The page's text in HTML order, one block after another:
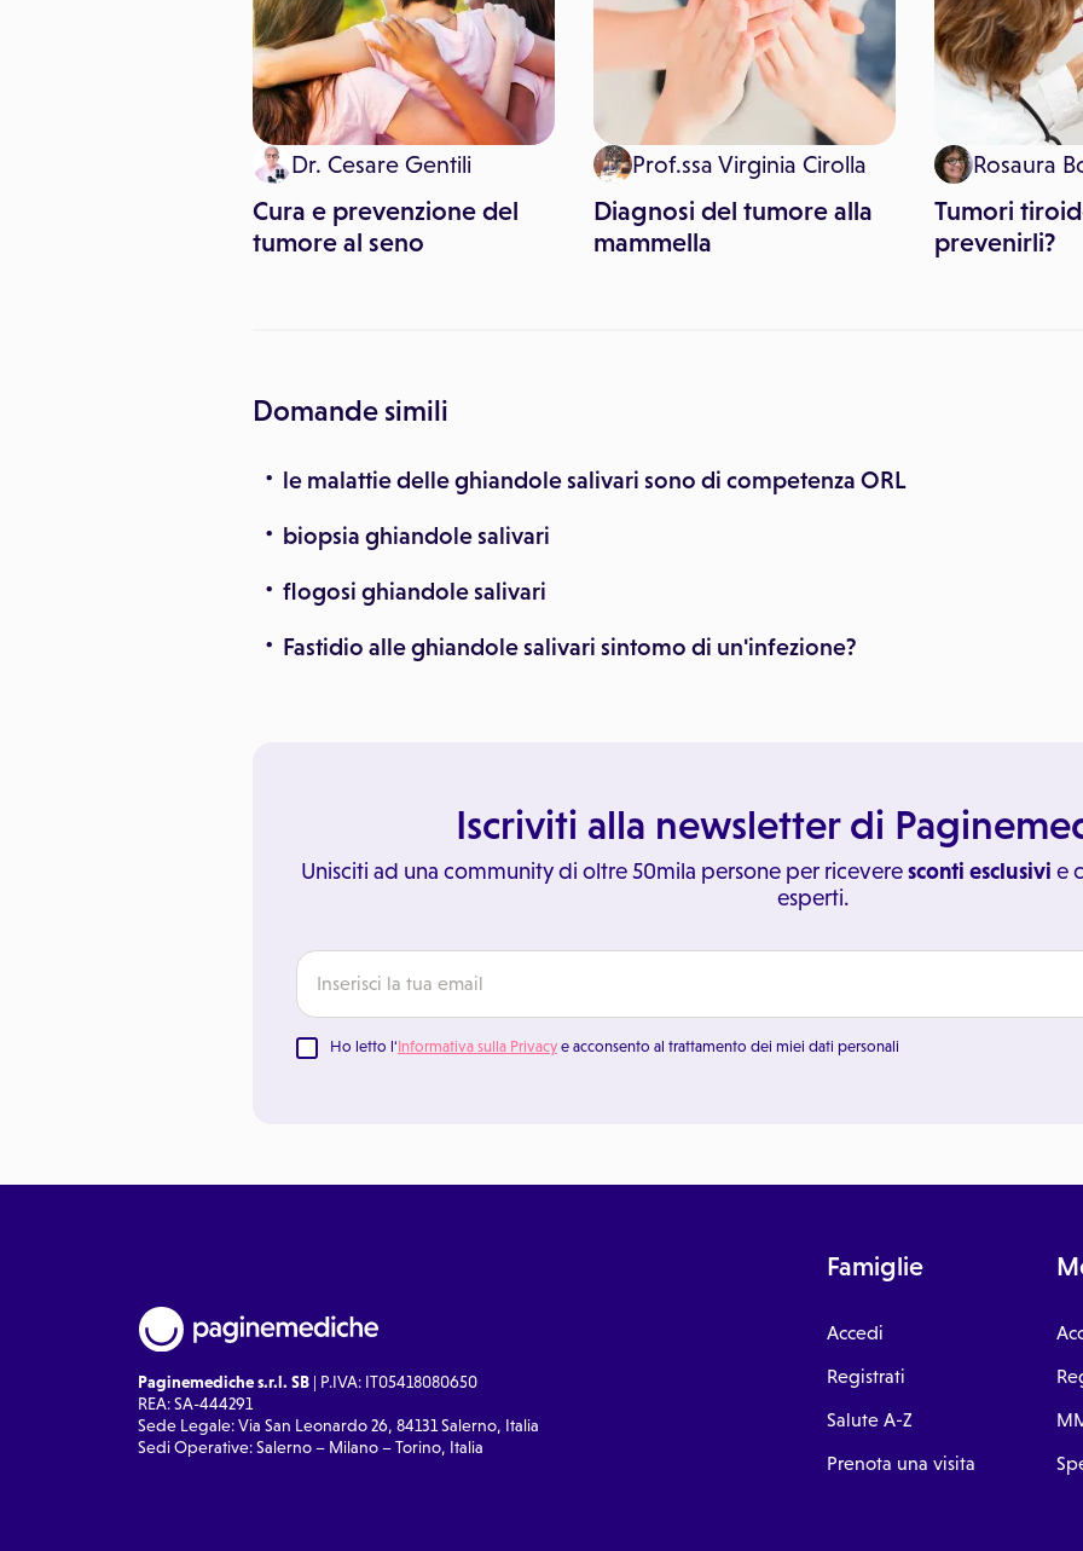
Dr. Cesare Gentili
Cura e prevenzione del
tumore al seno
Prof.ssa Virginia Cirolla
Diagnosi del tumore alla
mammella
Rosaura
Tumori
prevenirli?
Domande simili
le malattie delle ghiandole salivari sono di competenza ORL
biopsia ghiandole salivari
flogosi ghiandole salivari
Fastidio alle ghiandole salivari sintomo di un'infezione?
Iscriviti alla newsletter di
Unisciti ad una community di oltre 50mila persone per riceveresconti esclusivi e
esperti.
Ho letto l'Informativa sulla Privacy e acconsento al trattamento dei miei dati personali
Paginemediche s.r.l. SB | P.IVA: IT05418080650
REA: SA-444291
Sede Legale: Via San Leonardo 26, 84131 Salerno, Italia
Sedi Operative: Salerno – Milano – Torino, Italia
Famiglie
Accedi
Registrati
Salute A-Z
Prenota una visita